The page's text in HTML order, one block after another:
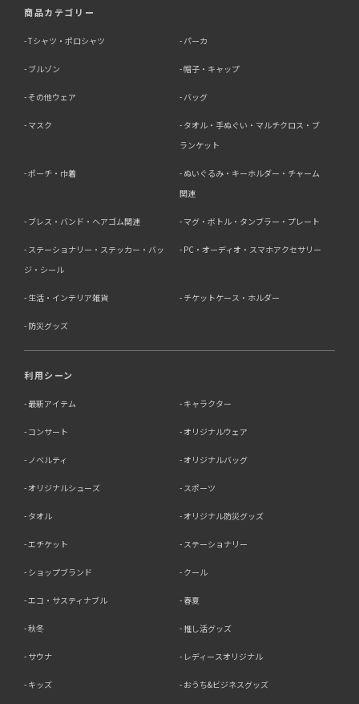
商品カテゴリー
Tシャツ・ポロシャツ パーカ
ブルゾン 帽子・キャップ
その他ウェア バッグ
マスク
タオル・手ぬぐい・マルチクロス・ブ
ランケット
ポーチ・巾着
ぬいぐるみ・キーホルダー・チャーム
関連
ブレス・バンド・ヘアゴム関連 マグ・ボトル・タンブラー・プレート
ステーショナリー・ステッカー・バッ
ジ・シール
PC・オーディオ・スマホアクセサリー
生活・インテリア雑貨 チケットケース・ホルダー
防災グッズ
利用シーン
最新アイテム キャラクター
コンサート オリジナルウェア
ノベルティ オリジナルバッグ
オリジナルシューズ スポーツ
タオル オリジナル防災グッズ
エチケット ステーショナリー
ショップブランド クール
エコ・サスティナブル 春夏
秋冬 推し活グッズ
サウナ レディースオリジナル
キッズ おうち&ビジネスグッズ